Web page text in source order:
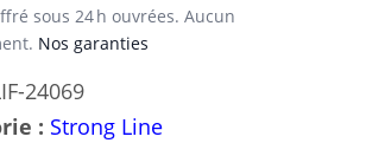
sous 24 h ouvrées. Aucun
Nos garanties
24069
: Strong Line